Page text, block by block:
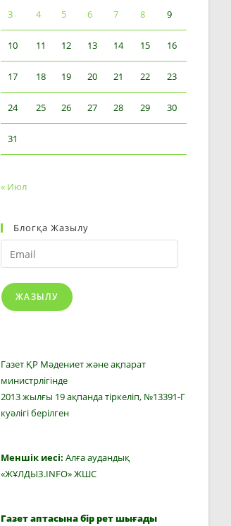
3 4 5 6 7 8 9
10 11 12 13 14 15 16
17 18 19 20 21 22 23
24 25 26 27 28 29 30
31
« Июл
Блогқа Жазылу
Email
ЖАЗЫЛУ
Газет ҚР Мәдениет және ақпарат
министрлігінде
2013 жылғы 19 ақпанда тіркеліп, №13391-Г
куәлігі берілген
Меншік иесі: Алға аудандық
«ЖҰЛДЫЗ.INFO» ЖШС
Газет аптасына бір рет шығады